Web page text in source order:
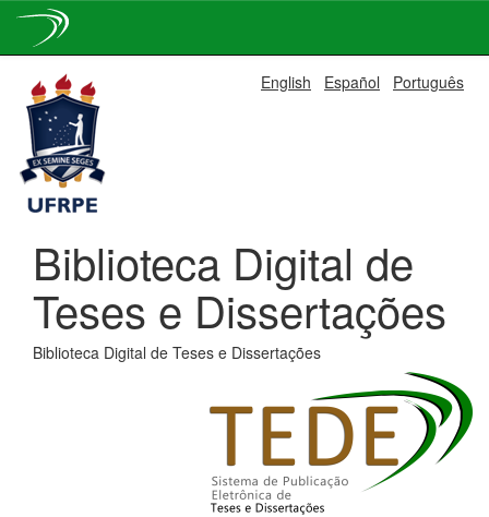
navigation
English Español Português
Biblioteca Digital de
Teses e Dissertações
Biblioteca Digital de Teses e Dissertações